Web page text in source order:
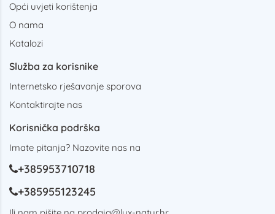
Opći uvjeti korištenja
O nama
Katalozi
Služba za korisnike
Internetsko rješavanje sporova
Kontaktirajte nas
Korisnička podrška
Imate pitanja? Nazovite nas na
+385953710718
+385955123245